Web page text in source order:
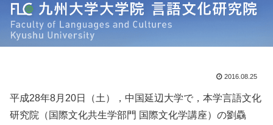
2016.08.25
平成28年8月20日（土），中国延辺大学で，本学言語文化
研究院（国際文化共生学部門 国際文化学講座）の劉驫